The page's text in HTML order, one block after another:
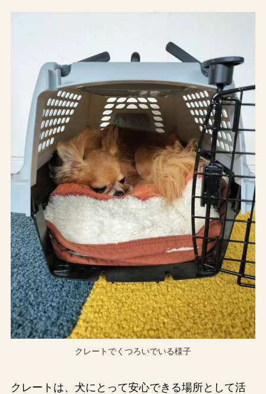
クレートでくつろいでいる様子
クレートは、犬にとって安心できる場所として活